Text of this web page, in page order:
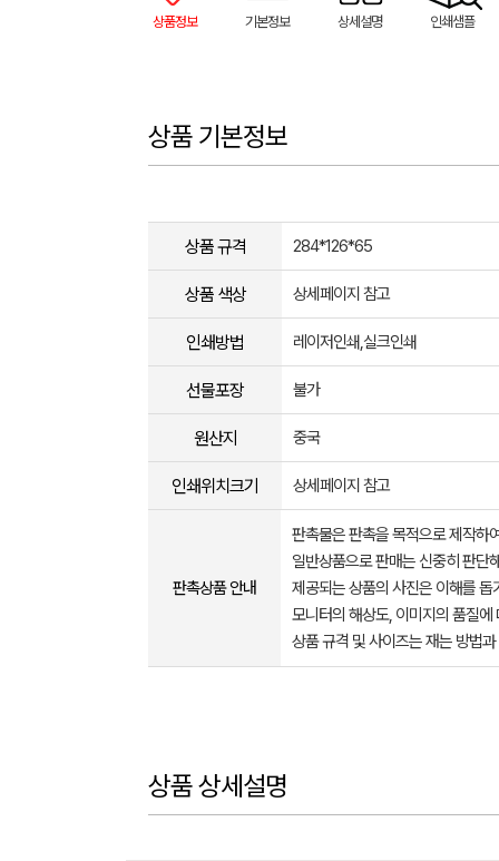
상품정보 기본정보 상세설명 인쇄샘플
상품 기본정보
상품 규격 284*126*65
상품 색상 상세페이지 참고
인쇄방법 레이저인쇄,실크인쇄
선물포장 불가
원산지 중국
인쇄위치크기 상세페이지 참고
판촉상품 안내
판촉물은 판촉을 목적으로 제작하
일반상품으로 판매는 신중히 판단
제공되는 상품의 사진은 이해를
모니터의 해상도, 이미지의 품질
상품 규격 및 사이즈는 재는 방법
상품 상세설명